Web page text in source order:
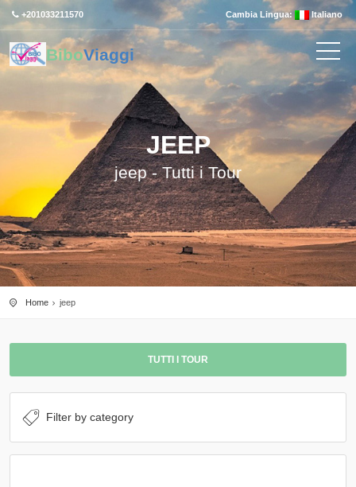
+201033211570 Cambia Lingua: Italiano
BiboViaggi
JEEP
jeep - Tutti i Tour
Home jeep
TUTTI I TOUR